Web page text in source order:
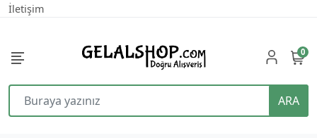
İletişim
ARA
0